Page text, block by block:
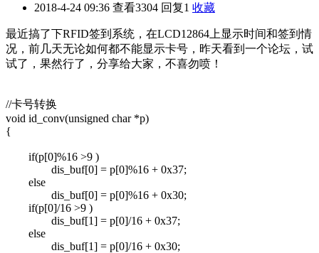
2018-4-24 09:36 查看3304 回复1 收藏
最近搞了下RFID签到系统，在LCD12864上显示时间和签到情
况，前几天无论如何都不能显示卡号，昨天看到一个论坛，试
试了，果然行了，分享给大家，不喜勿喷！
//卡号转换
void id_conv(unsigned char *p)
{
if(p[0]%16 >9 )
dis_buf[0] = p[0]%16 + 0x37;
else
dis_buf[0] = p[0]%16 + 0x30;
if(p[0]/16 >9 )
dis_buf[1] = p[0]/16 + 0x37;
else
dis_buf[1] = p[0]/16 + 0x30;